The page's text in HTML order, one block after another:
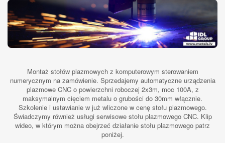
Montaż stołów plazmowych z komputerowym sterowaniem
numerycznym na zamówienie. Sprzedajemy automatyczne urządzenia
plazmowe CNC o powierzchni roboczej 2x3m, moc 100A, z
maksymalnym cięciem metalu o grubości do 30mm włącznie.
Szkolenie i ustawianie w już wliczone w cenę stołu plazmowego.
Świadczymy również usługi serwisowe stołu plazmowego CNC. Klip
wideo, w którym można obejrzeć działanie stołu plazmowego patrz
poniżej.